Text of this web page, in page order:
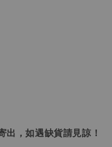
出，如遇缺貨請見諒！